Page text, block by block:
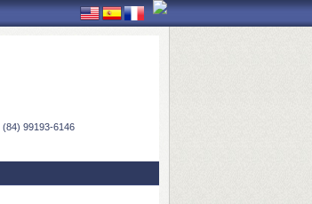
(84) 99193-6146